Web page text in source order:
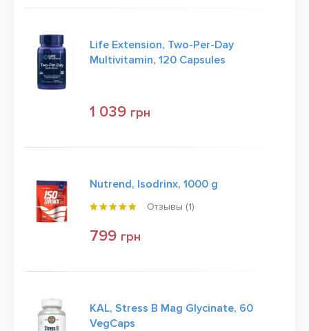
Life Extension, Two-Per-Day
Multivitamin, 120 Capsules
1 039 грн
Nutrend, Isodrinx, 1000 g
Отзывы (1)
799 грн
KAL, Stress B Mag Glycinate, 60
VegCaps